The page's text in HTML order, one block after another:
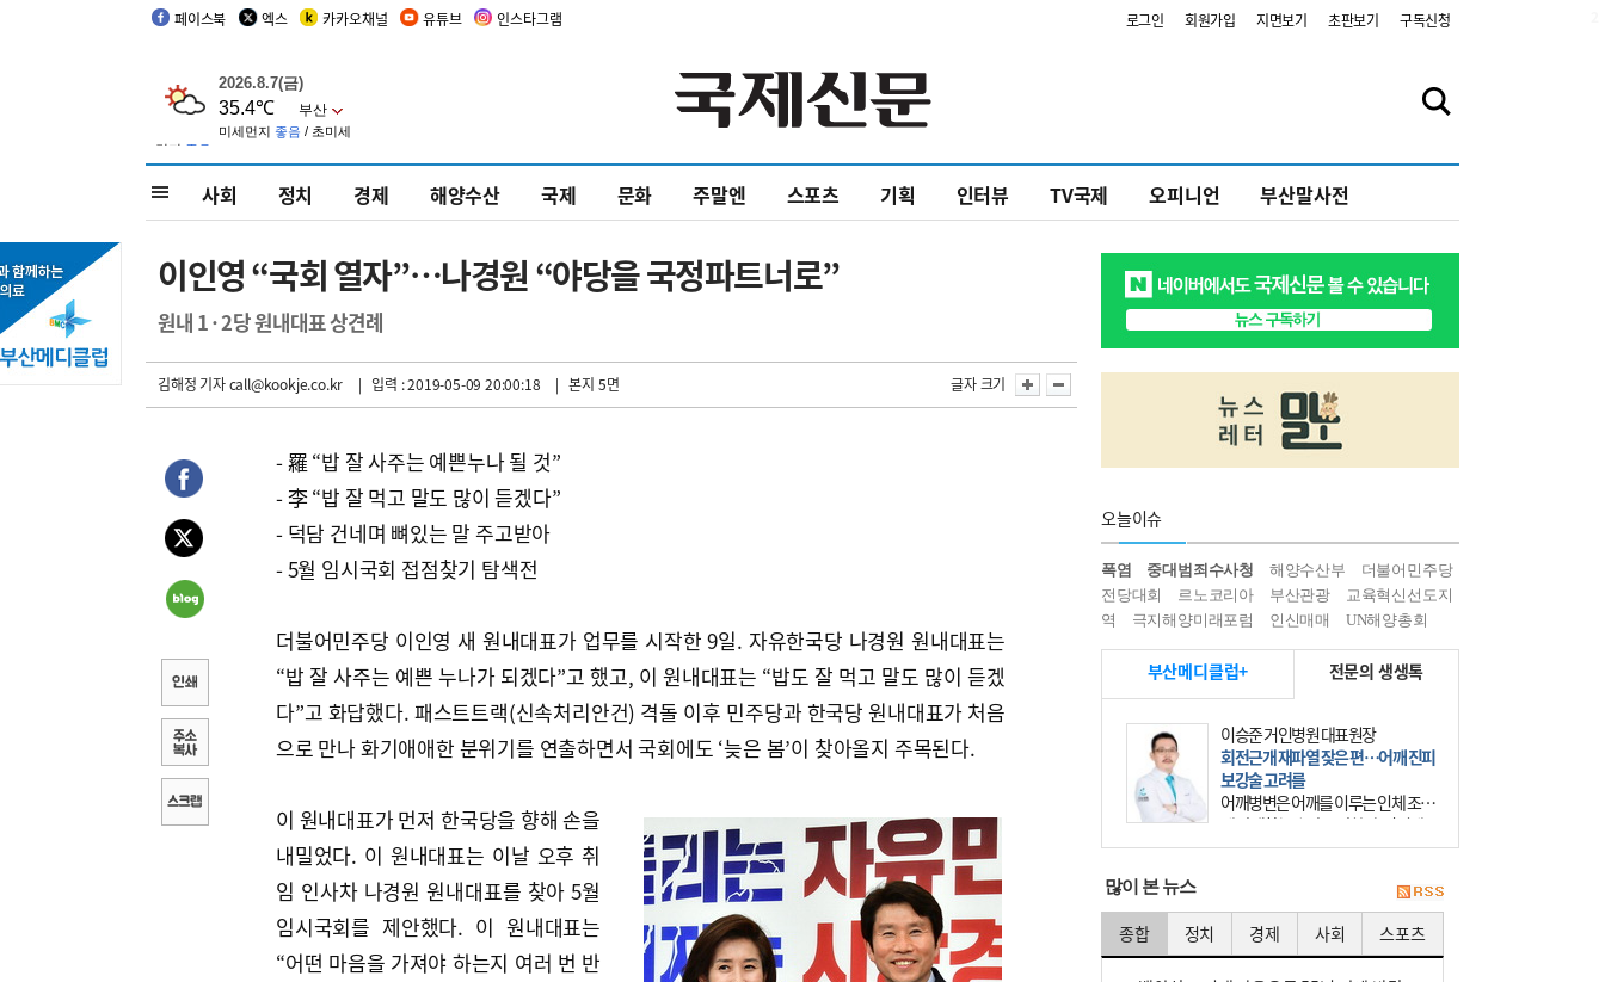
페이스북 엑스 카카오채널 유튜브 인스타그램 로그인 회원가입 지면보기 초판보기 구독신청
사회 정치 경제 해양수산 국제 문화 주말엔 스포츠 기획 인터뷰 TV국제 오피니언 부산말사전
이인영 “국회 열자”…나경원 “야당을 국정파트너로”
원내 1·2당 원내대표 상견례
김해정 기자call@kookje.co.kr | 입력 : 2019-05-09 20:00:18 | 본지 5면 글자 크기
- 羅 “밥 잘 사주는 예쁜누나 될 것”
- 李 “밥 잘 먹고 말도 많이 듣겠다”
- 덕담 건네며 뼈있는 말 주고받아
- 5월 임시국회 접점찾기 탐색전
더불어민주당 이인영 새 원내대표가 업무를 시작한 9일. 자유한국당 나경원 원내대표는
“밥 잘 사주는 예쁜 누나가 되겠다”고 했고, 이 원내대표는 “밥도 잘 먹고 말도 많이 듣겠
다”고 화답했다. 패스트트랙(신속처리안건) 격돌 이후 민주당과 한국당 원내대표가 처음
으로 만나 화기애애한 분위기를 연출하면서 국회에도 ‘늦은 봄’이 찾아올지 주목된다.
이 원내대표가 먼저 한국당을 향해 손을
내밀었다. 이 원내대표는 이날 오후 취
임 인사차 나경원 원내대표를 찾아 5월
임시국회를 제안했다. 이 원내대표는
“어떤 마음을 가져야 하는지 여러 번 반
오늘이슈
폭염 중대범죄수사청 해양수산부
더불어민주당
전당대회
르노코리아 부산관광
교육혁신선도지
역
극지해양미래포럼 인신매매 UN해양총회
부산메디클럽+ 전문의 생생톡
이승준 거인병원 대표원장
회전근개 재파열 잦은 편…어깨 진피
보강술 고려를
어깨병변은 어깨를 이루는 인체 조직
에 발생하는 손상을 말한다. 여기에
는 오십견과 회전근개 증후군, 어깨
많이 본 뉴스
종합 정치 경제 사회 스포츠